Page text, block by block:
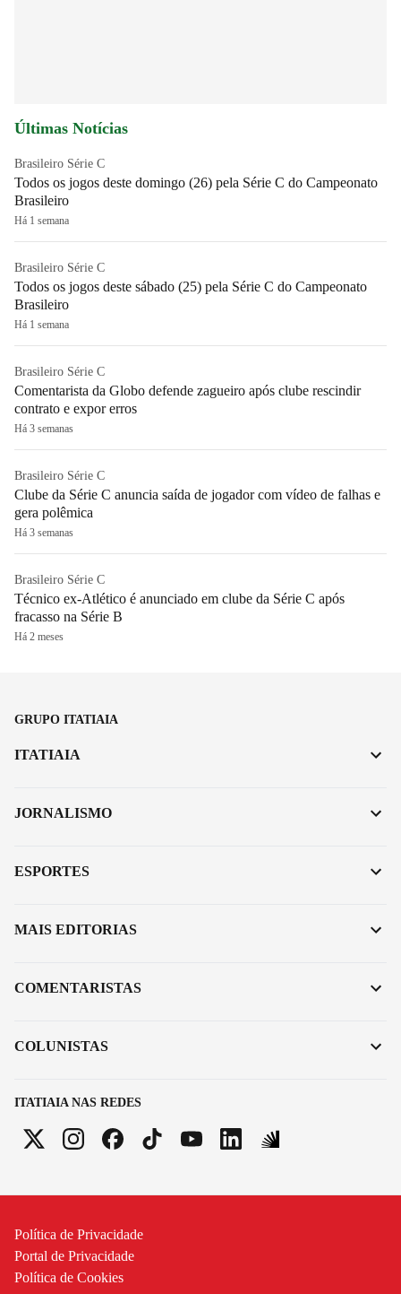
Últimas Notícias
Brasileiro Série C
Todos os jogos deste domingo (26) pela Série C do Campeonato
Brasileiro
Há 1 semana
Brasileiro Série C
Todos os jogos deste sábado (25) pela Série C do Campeonato
Brasileiro
Há 1 semana
Brasileiro Série C
Comentarista da Globo defende zagueiro após clube rescindir
contrato e expor erros
Há 3 semanas
Brasileiro Série C
Clube da Série C anuncia saída de jogador com vídeo de falhas e
gera polêmica
Há 3 semanas
Brasileiro Série C
Técnico ex-Atlético é anunciado em clube da Série C após
fracasso na Série B
Há 2 meses
GRUPO ITATIAIA
ITATIAIA NAS REDES
ITATIAIA
JORNALISMO
ESPORTES
MAIS EDITORIAS
COMENTARISTAS
COLUNISTAS
Política de Privacidade
Portal de Privacidade
Política de Cookies